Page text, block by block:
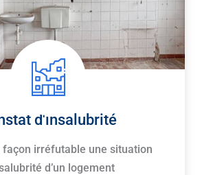
d'insalubrité
façon irréfutable une situation
d’un logement